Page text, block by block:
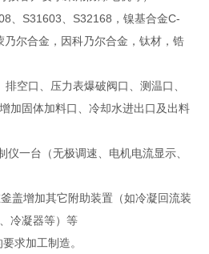
、S31603、S32168，镍基合金C-
尔合金，因科乃尔合金，钛材，锆
空口、压力表爆破阀口、测温口、
加固体加料口、冷却水进出口及出料
仪一台（无极调速、电机电流显示、
盖增加其它附助装置（如冷凝回流装
冷凝器等）等
求加工制造。